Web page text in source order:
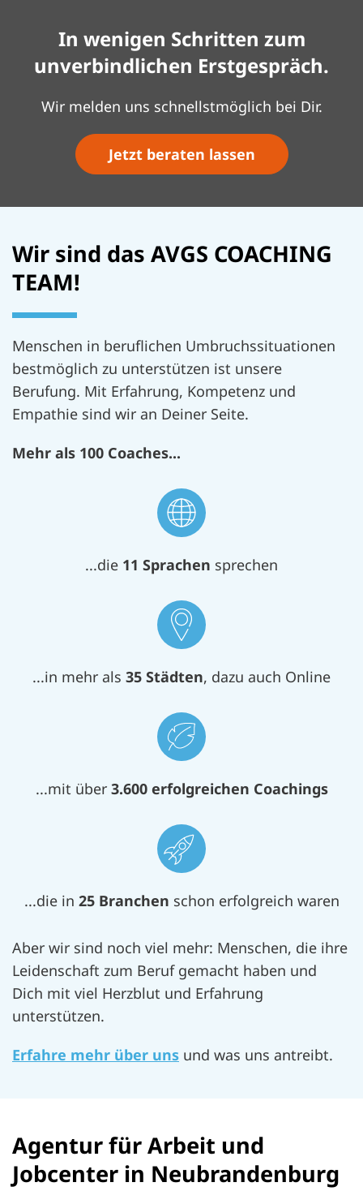
In wenigen Schritten zum
unverbindlichen Erstgespräch.
Wir melden uns schnellstmöglich bei Dir.
Jetzt beraten lassen
Wir sind das AVGS COACHING
TEAM!
Menschen in beruflichen Umbruchssituationen
bestmöglich zu unterstützen ist unsere
Berufung. Mit Erfahrung, Kompetenz und
Empathie sind wir an Deiner Seite.
Mehr als 100 Coaches...
...die 11 Sprachen sprechen
...in mehr als 35 Städten, dazu auch Online
...mit über 3.600 erfolgreichen Coachings
...die in 25 Branchen schon erfolgreich waren
Aber wir sind noch viel mehr: Menschen, die ihre
Leidenschaft zum Beruf gemacht haben und
Dich mit viel Herzblut und Erfahrung
unterstützen.
Erfahre mehr über uns und was uns antreibt.
Agentur für Arbeit und
Jobcenter in Neubrandenburg